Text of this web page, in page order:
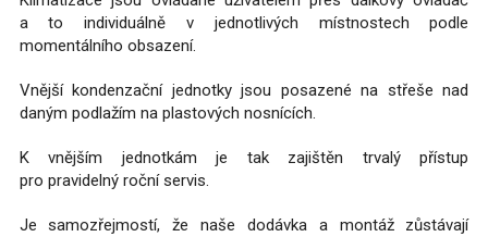
a to individuálně v jednotlivých místnostech podle
momentálního obsazení.
Vnější kondenzační jednotky jsou posazené na střeše nad
daným podlažím na plastových nosnících.
K vnějším jednotkám je tak zajištěn trvalý přístup
pro pravidelný roční servis.
Je samozřejmostí, že naše dodávka a montáž zůstávají